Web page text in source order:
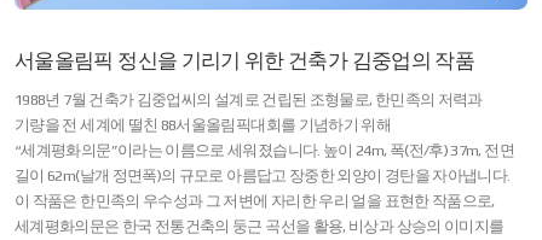
서울올림픽 정신을 기리기 위한 건축가 김중업의 작품
1988년 7월 건축가 김중업씨의 설계로 건립된 조형물로, 한민족의 저력과
기량을 전 세계에 떨친 88서울올림픽대회를 기념하기 위해
“세계평화의문”이라는 이름으로 세워졌습니다. 높이 24m, 폭(전/후) 37m, 전면
길이 62m(날개 정면폭)의 규모로 아름답고 장중한 외양이 경탄을 자아냅니다.
이 작품은 한민족의 우수성과 그 저변에 자리한 우리 얼을 표현한 작품으로,
세계평화의문은 한국 전통건축의 둥근 곡선을 활용, 비상과 상승의 이미지를